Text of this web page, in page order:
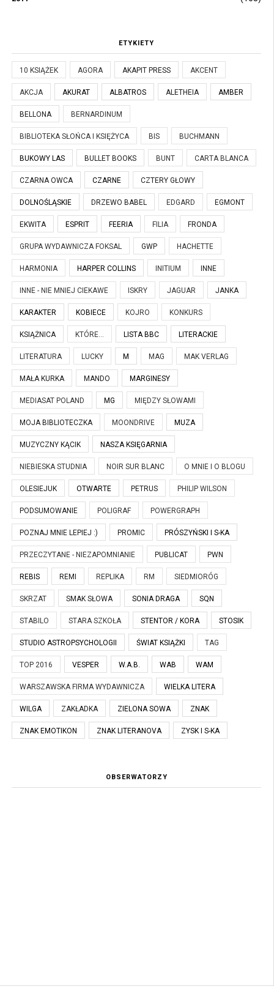
ETYKIETY
10 KSIĄŻEK AGORA AKAPIT PRESS AKCENT
AKCJA AKURAT ALBATROS ALETHEIA AMBER
BELLONA BERNARDINUM
BIBLIOTEKA SŁOŃCA I KSIĘŻYCA BIS BUCHMANN
BUKOWY LAS BULLET BOOKS BUNT CARTA BLANCA
CZARNA OWCA CZARNE CZTERY GŁOWY
DOLNOŚLĄSKIE DRZEWO BABEL EDGARD EGMONT
EKWITA ESPRIT FEERIA FILIA FRONDA
GRUPA WYDAWNICZA FOKSAL GWP HACHETTE
HARMONIA HARPER COLLINS INITIUM INNE
INNE - NIE MNIEJ CIEKAWE ISKRY JAGUAR JANKA
KARAKTER KOBIECE KOJRO KONKURS
KSIĄŻNICA KTÓRE... LISTA BBC LITERACKIE
LITERATURA LUCKY M MAG MAK VERLAG
MAŁA KURKA MANDO MARGINESY
MEDIASAT POLAND MG MIĘDZY SŁOWAMI
MOJA BIBLIOTECZKA MOONDRIVE MUZA
MUZYCZNY KĄCIK NASZA KSIĘGARNIA
NIEBIESKA STUDNIA NOIR SUR BLANC O MNIE I O BLOGU
OLESIEJUK OTWARTE PETRUS PHILIP WILSON
PODSUMOWANIE POLIGRAF POWERGRAPH
POZNAJ MNIE LEPIEJ :) PROMIC PRÓSZYŃSKI I S-KA
PRZECZYTANE - NIEZAPOMNIANIE PUBLICAT PWN
REBIS REMI REPLIKA RM SIEDMIORÓG
SKRZAT SMAK SŁOWA SONIA DRAGA SQN
STABILO STARA SZKOŁA STENTOR / KORA STOSIK
STUDIO ASTROPSYCHOLOGII ŚWIAT KSIĄŻKI TAG
TOP 2016 VESPER W.A.B. WAB WAM
WARSZAWSKA FIRMA WYDAWNICZA WIELKA LITERA
WILGA ZAKŁADKA ZIELONA SOWA ZNAK
ZNAK EMOTIKON ZNAK LITERANOVA ZYSK I S-KA
OBSERWATORZY